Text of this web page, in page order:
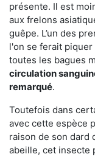
présente. Il est
aux frelons
guêpe. L’un des
l'on se ferait
toutes les bagues
circulation
remarqué.
Toutefois dans
avec cette espèce
raison de son dard
abeille, cet insecte